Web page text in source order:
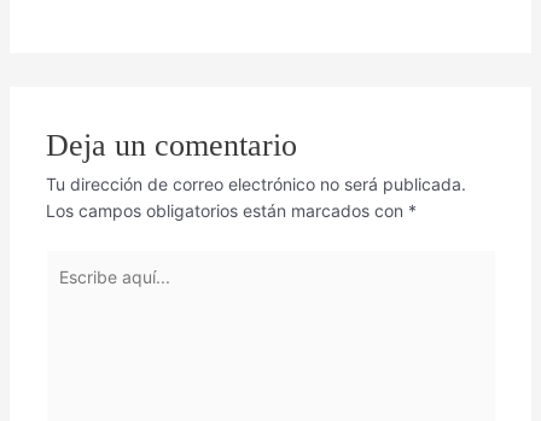
Deja un comentario
Tu dirección de correo electrónico no será publicada.
Los campos obligatorios están marcados con *
aquí...